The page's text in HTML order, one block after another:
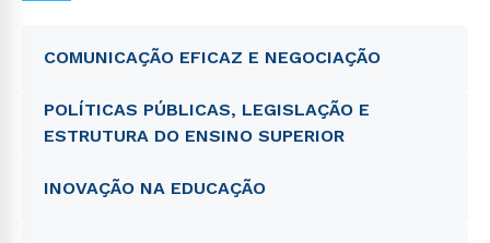
COMUNICAÇÃO EFICAZ E NEGOCIAÇÃO
POLÍTICAS PÚBLICAS, LEGISLAÇÃO E
ESTRUTURA DO ENSINO SUPERIOR
INOVAÇÃO NA EDUCAÇÃO